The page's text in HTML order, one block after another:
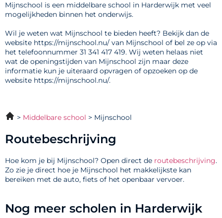
Mijnschool is een middelbare school in Harderwijk met veel
mogelijkheden binnen het onderwijs.
Wil je weten wat Mijnschool te bieden heeft? Bekijk dan de
website https://mijnschool.nu/ van Mijnschool of bel ze op via
het telefoonnummer 31 341 417 419. Wij weten helaas niet
wat de openingstijden van Mijnschool zijn maar deze
informatie kun je uiteraard opvragen of opzoeken op de
website https://mijnschool.nu/.
Middelbare school Mijnschool
Routebeschrijving
Hoe kom je bij Mijnschool? Open direct de routebeschrijving.
Zo zie je direct hoe je Mijnschool het makkelijkste kan
bereiken met de auto, fiets of het openbaar vervoer.
Nog meer scholen in Harderwijk